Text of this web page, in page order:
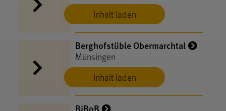
Inhalt laden
Inhalt laden
Berghofstüble Obermarchtal
Münsingen
BiBoB